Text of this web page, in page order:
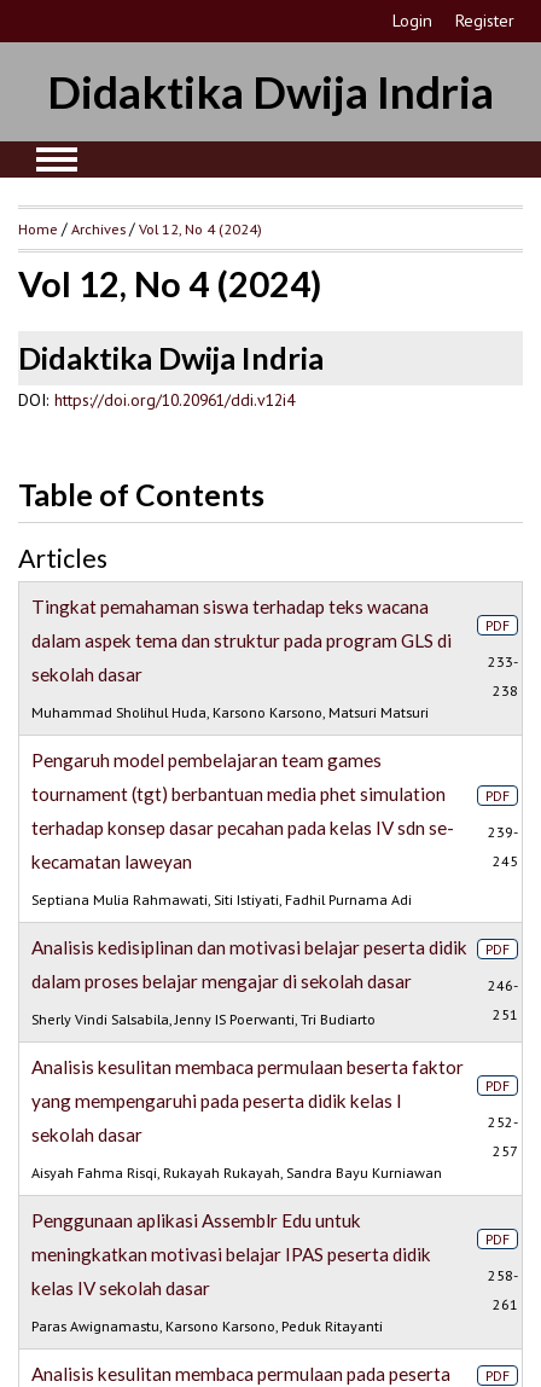
Login Register
Didaktika Dwija Indria
Home /Archives/Vol 12, No 4 (2024)
Vol 12, No 4 (2024)
Didaktika Dwija Indria
DOI: https://doi.org/10.20961/ddi.v12i4
Table of Contents
Articles
Tingkat pemahaman siswa terhadap teks wacana
dalam aspek tema dan struktur pada program GLS di
sekolah dasar
Muhammad Sholihul Huda, Karsono Karsono, Matsuri Matsuri
PDF
233-
238
Pengaruh model pembelajaran team games
tournament (tgt) berbantuan media phet simulation
terhadap konsep dasar pecahan pada kelas IV sdn se-
kecamatan laweyan
Septiana Mulia Rahmawati, Siti Istiyati, Fadhil Purnama Adi
PDF
239-
245
Analisis kedisiplinan dan motivasi belajar peserta didik
dalam proses belajar mengajar di sekolah dasar
Sherly Vindi Salsabila, Jenny IS Poerwanti, Tri Budiarto
PDF
246-
251
Analisis kesulitan membaca permulaan beserta faktor
yang mempengaruhi pada peserta didik kelas I
sekolah dasar
Aisyah Fahma Risqi, Rukayah Rukayah, Sandra Bayu Kurniawan
PDF
252-
257
Penggunaan aplikasi Assemblr Edu untuk
meningkatkan motivasi belajar IPAS peserta didik
kelas IV sekolah dasar
Paras Awignamastu, Karsono Karsono, Peduk Ritayanti
PDF
258-
261
Analisis kesulitan membaca permulaan pada peserta
PDF